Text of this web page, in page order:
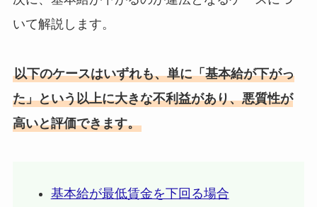
いて解説します。
以下のケースはいずれも、単に「基本給が下がっ
た」という以上に大きな不利益があり、悪質性が
高いと評価できます。
基本給が最低賃金を下回る場合